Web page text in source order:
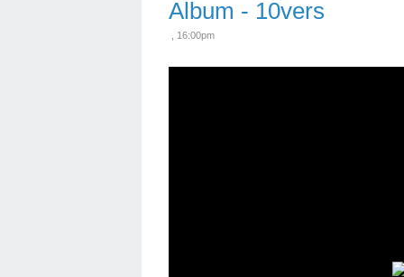
Album - 10vers
, 16:00pm